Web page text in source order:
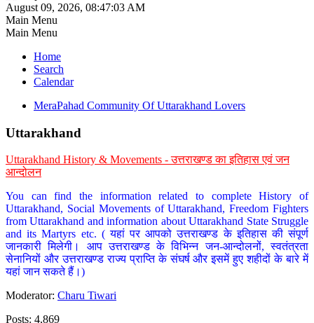
August 09, 2026, 08:47:03 AM
Main Menu
Main Menu
Home
Search
Calendar
MeraPahad Community Of Uttarakhand Lovers
Uttarakhand
Uttarakhand History & Movements - उत्तराखण्ड का इतिहास एवं जन
आन्दोलन
You can find the information related to complete History of
Uttarakhand, Social Movements of Uttarakhand, Freedom Fighters
from Uttarakhand and information about Uttarakhand State Struggle
and its Martyrs etc. ( यहां पर आपको उत्तराखण्ड के इतिहास की संपूर्ण
जानकारी मिलेगी। आप उत्तराखण्ड के विभिन्न जन-आन्दोलनों, स्वतंत्रता
सेनानियों और उत्तराखण्ड राज्य प्राप्ति के संघर्ष और इसमें हुए शहीदों के बारे में
यहां जान सकते हैं।)
Moderator: Charu Tiwari
Posts: 4,869